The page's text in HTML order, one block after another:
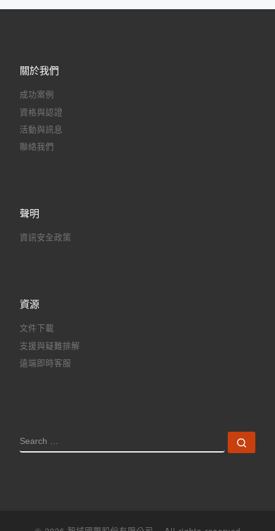
關於我們
成功案例
資格與認證
活動與訊息
聯絡我們
聲明
資訊安全政策
資源
文件下載
支援與疑難排解
遠端即時客服
SEARCH